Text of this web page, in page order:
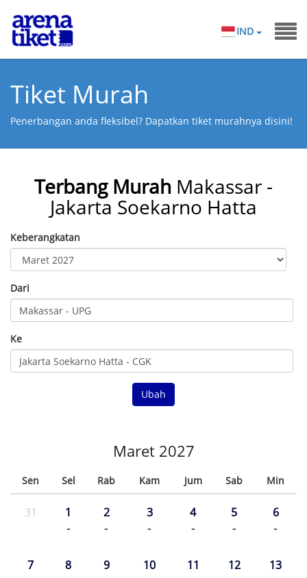
IND
Tiket Murah
Penerbangan anda fleksibel? Dapatkan tiket murahnya disini!
Terbang Murah Makassar -
Jakarta Soekarno Hatta
Keberangkatan
Dari
Ke
Ubah
Maret 2027
Sen Sel Rab Kam Jum Sab Min
31 1
-
2
-
3
-
4
-
5
-
6
-
7 8 9 10 11 12 13